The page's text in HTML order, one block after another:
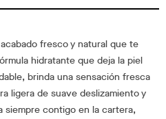
fresco y natural que te
hidratante que deja la piel
brinda una sensación fresca
ligera de suave deslizamiento y
siempre contigo en la cartera,